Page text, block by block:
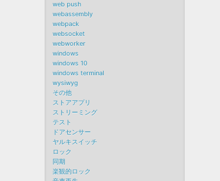
web push
webassembly
webpack
websocket
webworker
windows
windows 10
windows terminal
wysiwyg
その他
ストアアプリ
ストリーミング
テスト
ドアセンサー
ヤルキスイッチ
ロック
同期
楽観的ロック